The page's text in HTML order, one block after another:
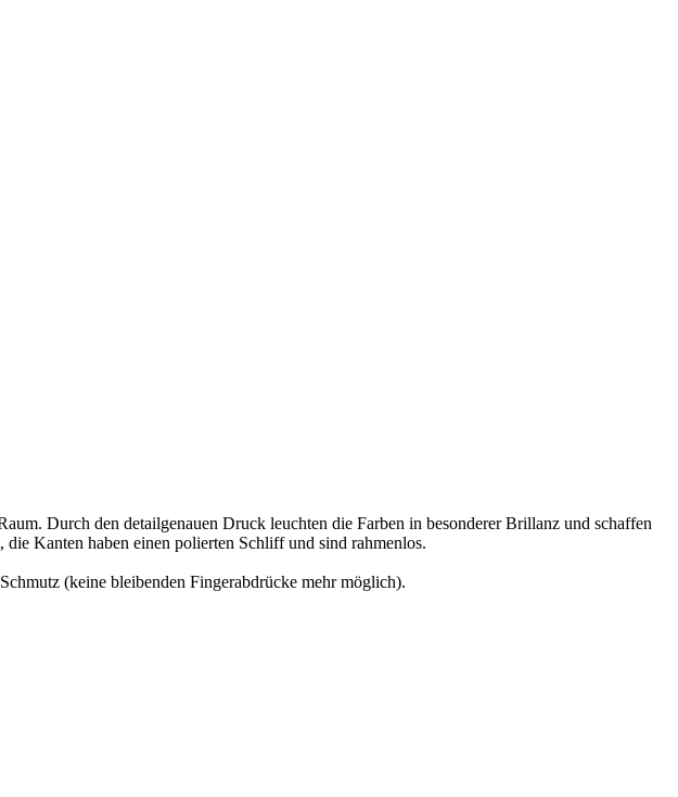
Durch den detailgenauen Druck leuchten die Farben in besonderer Brillanz und schaffen
Kanten haben einen polierten Schliff und sind rahmenlos.
(keine bleibenden Fingerabdrücke mehr möglich).